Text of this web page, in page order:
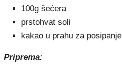
100g šećera
prstohvat soli
kakao u prahu za posipanje
Priprema: